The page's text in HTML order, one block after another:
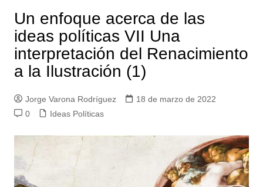
Un enfoque acerca de las
ideas políticas VII Una
interpretación del Renacimiento
a la Ilustración (1)
Jorge Varona Rodríguez
18 de marzo de 2022
0
Ideas Políticas